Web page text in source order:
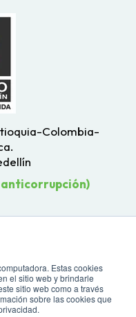
Estas cookies
el sitio web y brindarle
sitio web como a través
sobre las cookies que
Colombia-